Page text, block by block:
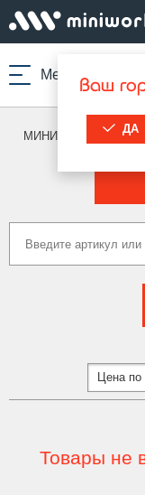
Меню Ваш
ДА
МИНИВОРКС ПРО /
Цена по
Товары не